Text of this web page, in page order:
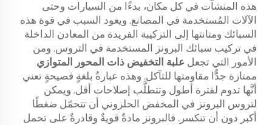
هذه المنشآت في كل مكان، بدءًا من السيارات وحتى
الآلات المُستخدمة في المصانع. ويعود السبب في قوة هذه
السبائك ومتانتها إلى التركيبة الفريدة من المعادن الداخلة
في تركيب سبائك البرونز المستخدمة في التروس. ومن
الأمور التي تجعل علبة التخفيض ذات المحور المتوازي
ممتازة جدًّا مقاومتها للتآكل. وهذه عبارةٌ بلغةٍ فصيحةٍ تعني
أنَّها تدوم لفترة أطول وتتطلَّب إصلاحات أقل. ويمكن
لتروس البرونز في المخفض الحلزوني أن تتحمّل ضغطًا
أكبر دون أن تنكسر. فالبرونز مادةٌ قويةٌ وقادرةٌ على تحمل